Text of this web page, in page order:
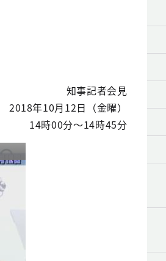
知事記者会見
2018年10月12日（金曜）
14時00分～14時45分